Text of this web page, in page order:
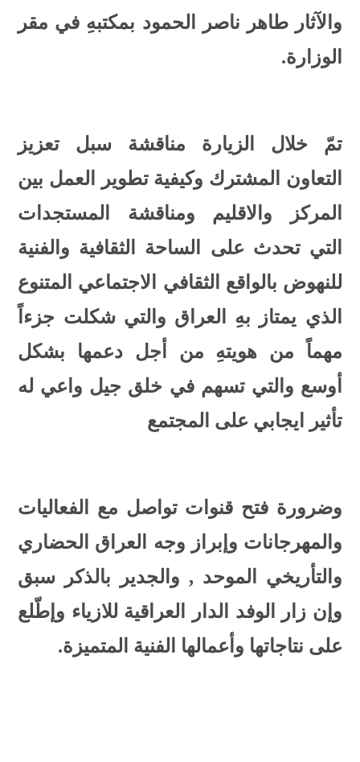
والآثار طاهر ناصر الحمود بمكتبهِ في مقر
الوزارة.
تمّ خلال الزيارة مناقشة سبل تعزيز
التعاون المشترك وكيفية تطوير العمل بين
المركز والاقليم ومناقشة المستجدات
التي تحدث على الساحة الثقافية والفنية
للنهوض بالواقع الثقافي الاجتماعي المتنوع
الذي يمتاز بهِ العراق والتي شكلت جزءاً
مهماً من هويتهِ من أجل دعمها بشكل
أوسع والتي تسهم في خلق جيل واعي له
تأثير ايجابي على المجتمع
وضرورة فتح قنوات تواصل مع الفعاليات
والمهرجانات وإبراز وجه العراق الحضاري
والتأريخي الموحد , والجدير بالذكر سبق
وإن زار الوفد الدار العراقية للازياء وإطّلع
على نتاجاتها وأعمالها الفنية المتميزة.